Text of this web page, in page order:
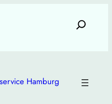
Hamburg